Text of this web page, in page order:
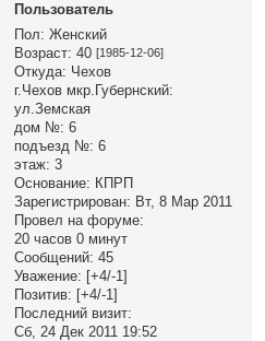
Пользователь
Пол: Женский
Возраст: 40 [1985-12-06]
Откуда: Чехов
г.Чехов мкр.Губернский:
ул.Земская
дом №: 6
подъезд №: 6
этаж: 3
Основание: КПРП
Зарегистрирован: Вт, 8 Мар 2011
Провел на форуме:
20 часов 0 минут
Сообщений: 45
Уважение: [+4/-1]
Позитив: [+4/-1]
Последний визит:
Сб, 24 Дек 2011 19:52